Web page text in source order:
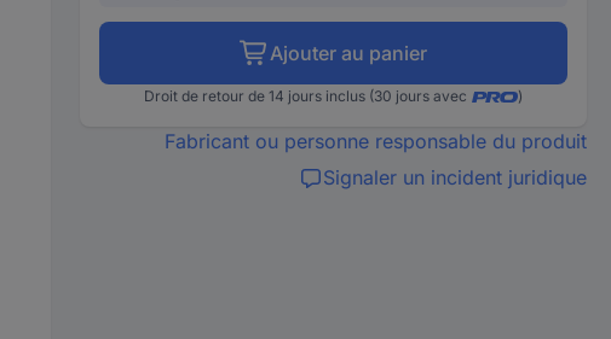
Ajouter au panier
Droit de retour de 14 jours inclus (30 jours avec )
Fabricant ou personne responsable du produit
Signaler un incident juridique